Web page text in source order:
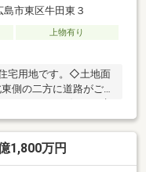
島市東区牛田東３
上物有り
宅用地です。◇土地面
側の二方に道路がござ
好です！◇建物あり
1,800万円